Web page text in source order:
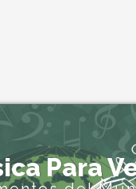
Para